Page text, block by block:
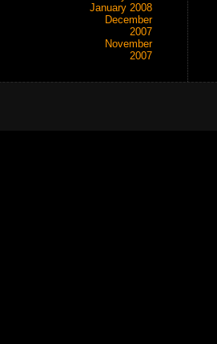
January 2008
December
2007
November
2007